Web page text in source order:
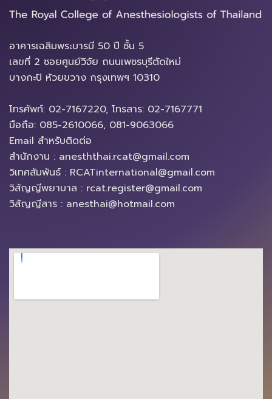
อาคารเฉลิมพระบารมี​ 50 ปี ชั้น 5
เลขที่ 2 ซอยศูนย์วิจัย ถนนเพชรบุรีตัดใหม่
บางกะปิ ห้วยขวาง ​กรุงเทพฯ 10310
โทรศัพท์: 02-7167220, โทรสาร: 02-7167771
มือถือ: 085-2610066, 081-9063066
Email สำหรับติดต่อ
สำนักงาน : anesththai.rcat@gmail.com
วิเทศสัมพันธ์ : RCATinternational@gmail.com
วิสัญญีพยาบาล : rcat.register@gmail.com
วิสัญญีสาร : anesthai@hotmail.com